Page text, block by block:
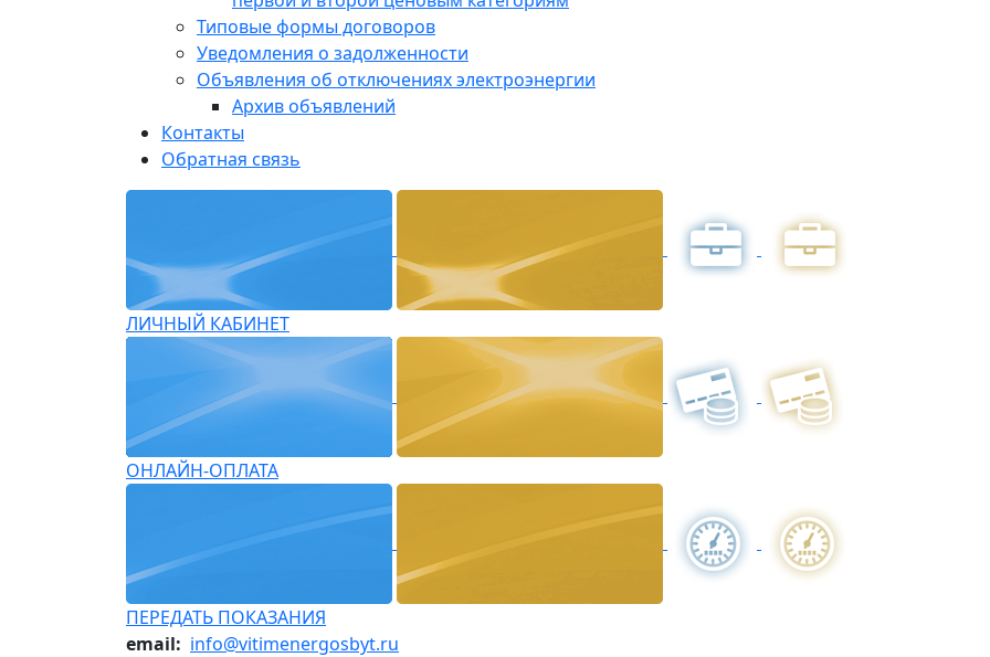
Типовые формы договоров
Уведомления о задолженности
Объявления об отключениях электроэнергии
Архив объявлений
Контакты
Обратная связь
ЛИЧНЫЙ КАБИНЕТ
ОНЛАЙН-ОПЛАТА
ПЕРЕДАТЬ ПОКАЗАНИЯ
email: info@vitimenergosbyt.ru